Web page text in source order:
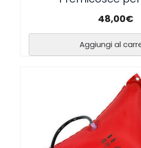
48,00€
Aggiungi al